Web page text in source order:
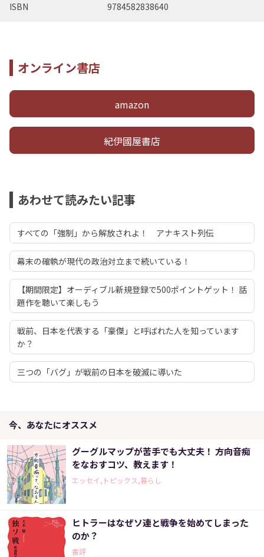
ISBN 9784582838640
オンライン書店
amazon
紀伊國屋書店
あわせて読みたい記事
すべての「強制」から解放されよ！ アナキスト列伝
幕末の確執が現代の政治対立まで続いている！
【期間限定】オーディブル新規登録で500ポイントゲット！ 話
題作を聴いて楽しもう
戦前、日本を代表する「豪傑」と呼ばれた人を知っています
か？
三つの「バグ」が戦前の日本を破滅に導いた
今、あなたにオススメ
グーグルマップが苦手でも大丈夫！ 方向音痴
をなおすコツ、教えます！
エッセイ,トピックス,暮らし
ヒトラーはなぜソ連と戦争を始めてしまった
のか？
書評